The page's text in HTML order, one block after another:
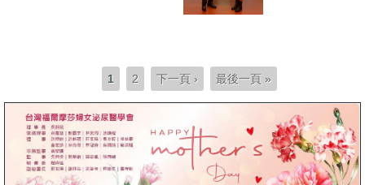
1 2 下一頁 › 最後一頁 »